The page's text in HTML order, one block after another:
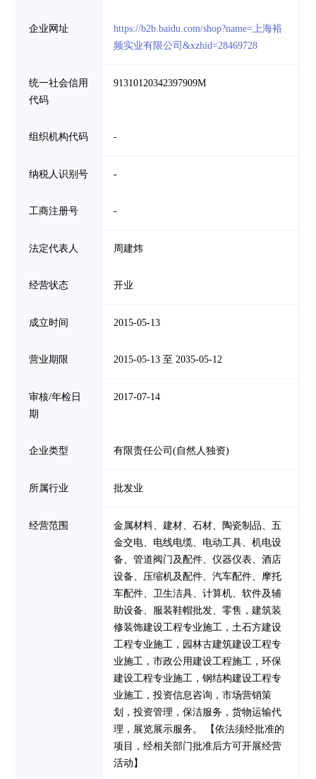
企业网址
https://b2b.baidu.com/shop?name=上海裕
频实业有限公司&xzhid=28469728
统一社会信用
代码
91310120342397909M
组织机构代码 -
纳税人识别号 -
工商注册号 -
法定代表人 周建炜
经营状态 开业
成立时间 2015-05-13
营业期限 2015-05-13 至 2035-05-12
审核/年检日
期
2017-07-14
企业类型 有限责任公司(自然人独资)
所属行业 批发业
经营范围
金属材料、建材、石材、陶瓷制品、五
金交电、电线电缆、电动工具、机电设
备、管道阀门及配件、仪器仪表、酒店
设备、压缩机及配件、汽车配件、摩托
车配件、卫生洁具、计算机、软件及辅
助设备、服装鞋帽批发、零售，建筑装
修装饰建设工程专业施工，土石方建设
工程专业施工，园林古建筑建设工程专
业施工，市政公用建设工程施工，环保
建设工程专业施工，钢结构建设工程专
业施工，投资信息咨询，市场营销策
划，投资管理，保洁服务，货物运输代
理，展览展示服务。 【依法须经批准的
项目，经相关部门批准后方可开展经营
活动】